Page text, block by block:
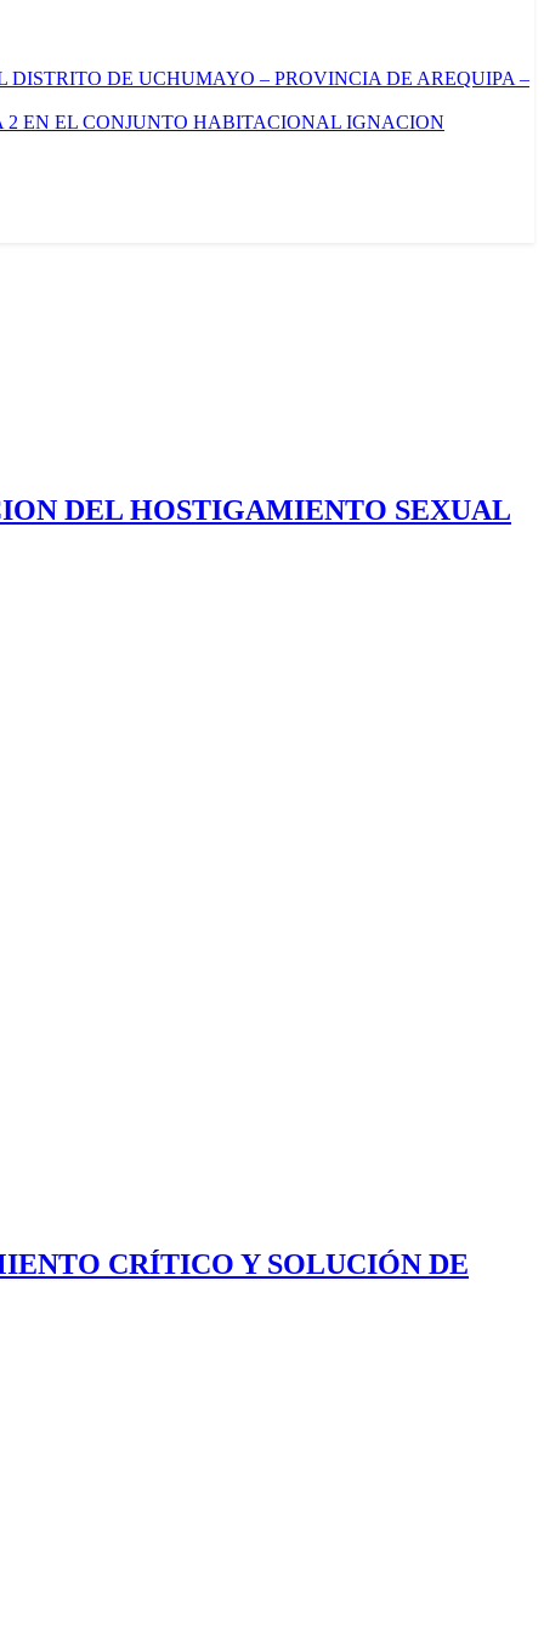
DISTRITO DE UCHUMAYO – PROVINCIA DE AREQUIPA –
EN EL CONJUNTO HABITACIONAL IGNACION
DEL HOSTIGAMIENTO SEXUAL
CRÍTICO Y SOLUCIÓN DE